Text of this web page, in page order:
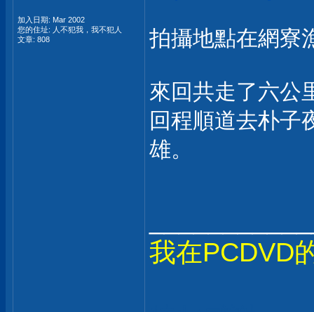
加入日期: Mar 2002
您的住址: 人不犯我，我不犯人
文章: 808
拍攝地點在網寮
來回共走了六公
回程順道去朴子
雄。
我在PCDVD